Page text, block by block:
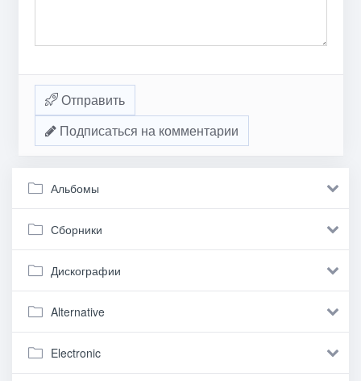
Отправить
Подписаться на комментарии
Альбомы
Сборники
Дискографии
Alternative
Electronic